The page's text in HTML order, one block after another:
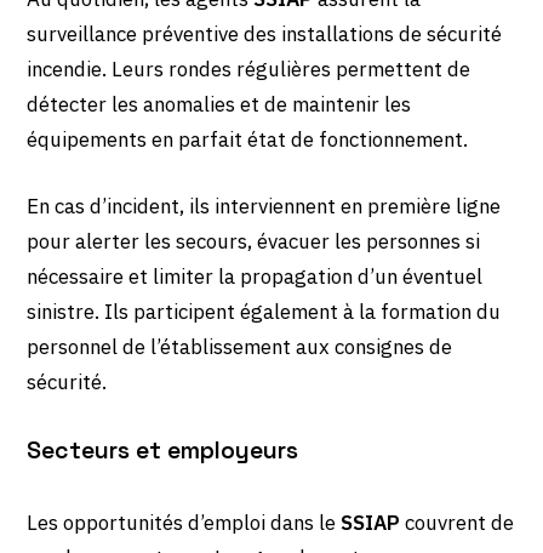
surveillance préventive des installations de sécurité
incendie. Leurs rondes régulières permettent de
détecter les anomalies et de maintenir les
équipements en parfait état de fonctionnement.
En cas d’incident, ils interviennent en première ligne
pour alerter les secours, évacuer les personnes si
nécessaire et limiter la propagation d’un éventuel
sinistre. Ils participent également à la formation du
personnel de l’établissement aux consignes de
sécurité.
Secteurs et employeurs
Les opportunités d’emploi dans leSSIAP couvrent de